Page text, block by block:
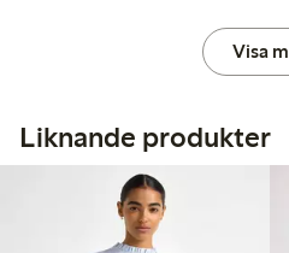
Visa
Liknande produkter